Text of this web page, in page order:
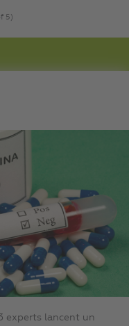
5)
experts lancent un